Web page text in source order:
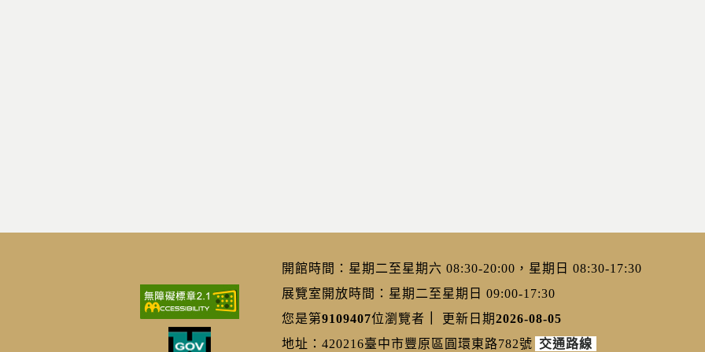
開館時間：星期二至星期六 08:30-20:00，星期日 08:30-17:30
展覽室開放時間：星期二至星期日 09:00-17:30
您是第9109407位瀏覽者 更新日期2026-08-05
地址：420216臺中市豐原區圓環東路782號 交通路線